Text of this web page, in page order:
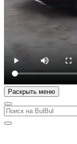
Раскрыть меню